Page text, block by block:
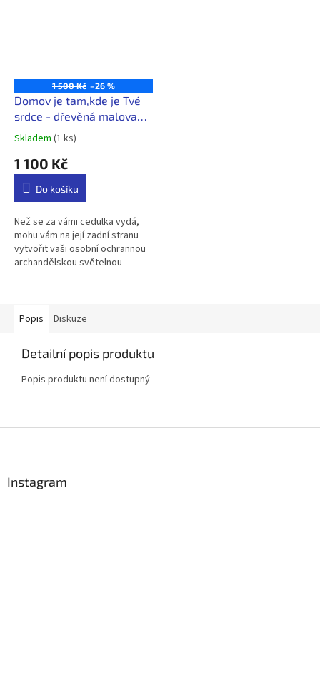
1 500 Kč –26 %
Domov je tam,kde je Tvé
srdce - dřevěná malovaná
cedule se strážným
andílkem
Průměrné
produktu
5,0
5
hvězdiček.
Skladem (1 ks)
1 100 Kč
Do košíku
Než se za vámi cedulka vydá,
mohu vám na její zadní stranu
vytvořit vaši osobní ochrannou
archandělskou světelnou
Popis Diskuze
Detailní popis produktu
Popis produktu není dostupný
Instagram